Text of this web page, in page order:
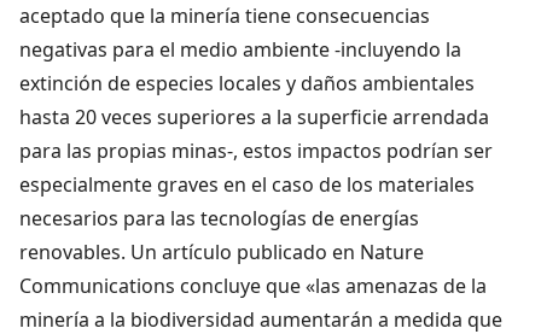
aceptado que la minería tiene consecuencias
negativas para el medio ambiente -incluyendo la
extinción de especies locales y daños ambientales
hasta 20 veces superiores a la superficie arrendada
para las propias minas-, estos impactos podrían ser
especialmente graves en el caso de los materiales
necesarios para las tecnologías de energías
renovables. Un artículo publicado en Nature
Communications concluye que «las amenazas de la
minería a la biodiversidad aumentarán a medida que